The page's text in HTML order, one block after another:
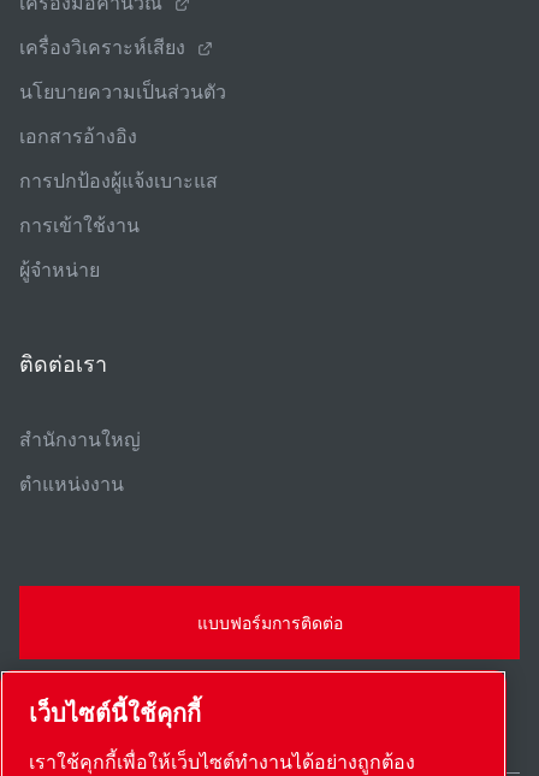
เครื่องวิเคราะห์เสียง
นโยบายความเป็นส่วนตัว
เอกสารอ้างอิง
การปกป้องผู้แจ้งเบาะแส
การเข้าใช้งาน
ผู้จําหน่าย
ติดต่อเรา
สํานักงานใหญ่
ตําแหน่งงาน
แบบฟอร์มการติดต่อ
เว็บไซต์นี้ใช้คุกกี้
เราใช้คุกกี้เพื่อให้เว็บไซต์ทำงานได้อย่างถูกต้อง